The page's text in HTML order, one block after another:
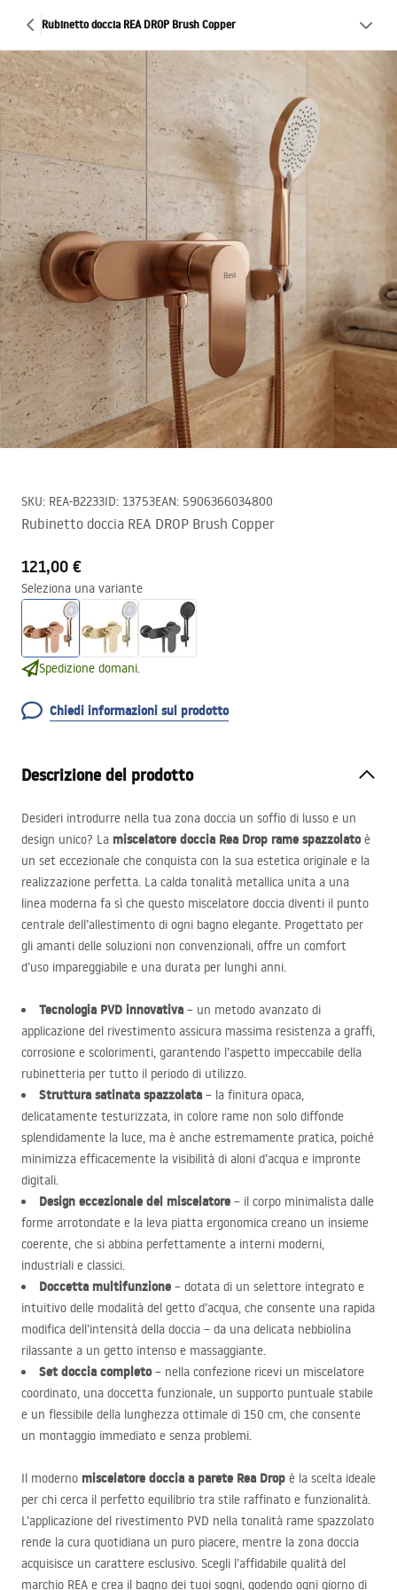
Rubinetto doccia REA DROP Brush Copper
SKU: REA-B2233ID: 13753EAN: 5906366034800
Rubinetto doccia REA DROP Brush Copper
121,00 €
Seleziona una variante
Spedizione domani.
Chiedi informazioni sul prodotto
Descrizione del prodotto
Desideri introdurre nella tua zona doccia un soffio di lusso e un
design unico? La miscelatore doccia Rea Drop rame spazzolatoè
un set eccezionale che conquista con la sua estetica originale e la
realizzazione perfetta. La calda tonalità metallica unita a una
linea moderna fa sì che questo miscelatore doccia diventi il punto
centrale dell’allestimento di ogni bagno elegante. Progettato per
gli amanti delle soluzioni non convenzionali, offre un comfort
d’uso impareggiabile e una durata per lunghi anni.
Tecnologia PVD innovativa – un metodo avanzato di
applicazione del rivestimento assicura massima resistenza a graffi,
corrosione e scolorimenti, garantendo l’aspetto impeccabile della
rubinetteria per tutto il periodo di utilizzo.
Struttura satinata spazzolata – la finitura opaca,
delicatamente testurizzata, in colore rame non solo diffonde
splendidamente la luce, ma è anche estremamente pratica, poiché
minimizza efficacemente la visibilità di aloni d’acqua e impronte
digitali.
Design eccezionale del miscelatore – il corpo minimalista dalle
forme arrotondate e la leva piatta ergonomica creano un insieme
coerente, che si abbina perfettamente a interni moderni,
industriali e classici.
Doccetta multifunzione – dotata di un selettore integrato e
intuitivo delle modalità del getto d’acqua, che consente una rapida
modifica dell’intensità della doccia – da una delicata nebbiolina
rilassante a un getto intenso e massaggiante.
Set doccia completo– nella confezione ricevi un miscelatore
coordinato, una doccetta funzionale, un supporto puntuale stabile
e un flessibile della lunghezza ottimale di 150 cm, che consente
un montaggio immediato e senza problemi.
Il moderno miscelatore doccia a parete Rea Drop è la scelta ideale
per chi cerca il perfetto equilibrio tra stile raffinato e funzionalità.
L’applicazione del rivestimento PVD nella tonalità rame spazzolato
rende la cura quotidiana un puro piacere, mentre la zona doccia
acquisisce un carattere esclusivo. Scegli l’affidabile qualità del
marchio REA e crea il bagno dei tuoi sogni, godendo ogni giorno di